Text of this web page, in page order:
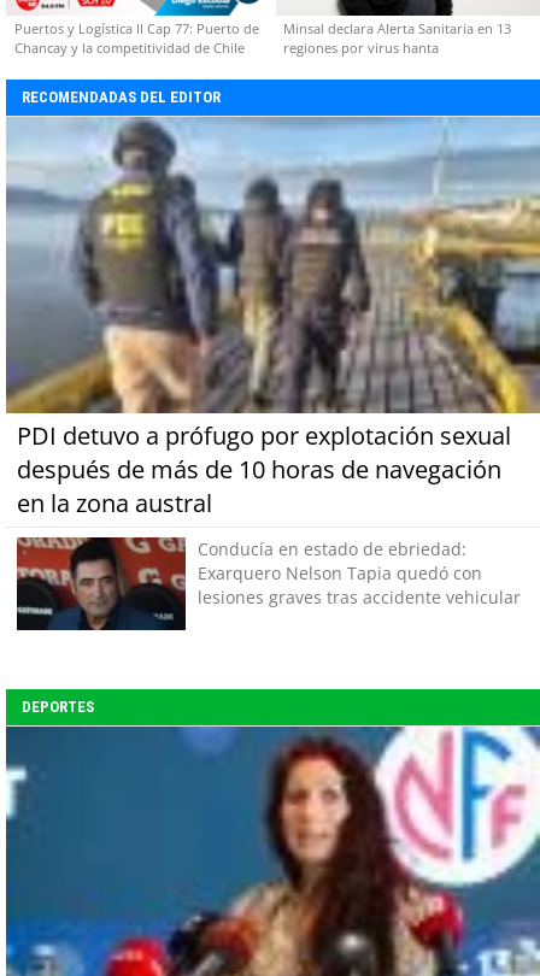
Puertos y Logística II Cap 77: Puerto de
Chancay y la competitividad de Chile
Minsal declara Alerta Sanitaria en 13
regiones por virus hanta
RECOMENDADAS DEL EDITOR
PDI detuvo a prófugo por explotación sexual
después de más de 10 horas de navegación
en la zona austral
Conducía en estado de ebriedad:
Exarquero Nelson Tapia quedó con
lesiones graves tras accidente vehicular
DEPORTES